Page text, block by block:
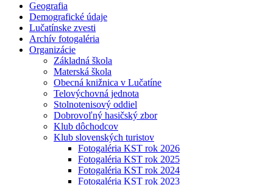
Geografia
Demografické údaje
Lučatínske zvesti
Archív fotogaléria
Organizácie
Základná škola
Materská škola
Obecná knižnica v Lučatíne
Telovýchovná jednota
Stolnotenisový oddiel
Dobrovoľný hasičský zbor
Klub dôchodcov
Klub slovenských turistov
Fotogaléria KST rok 2026
Fotogaléria KST rok 2025
Fotogaléria KST rok 2024
Fotogaléria KST rok 2023